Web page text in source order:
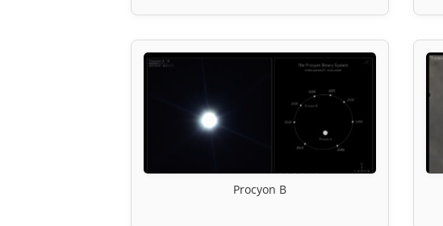
Procyon B